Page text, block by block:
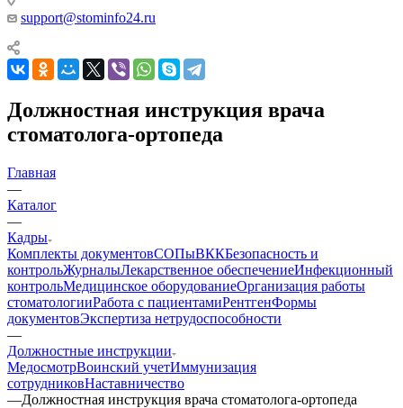
support@stominfo24.ru
Должностная инструкция врача
стоматолога-ортопеда
Главная
—
Каталог
—
Кадры
Комплекты документовСОПыВККБезопасность и
контрольЖурналыЛекарственное обеспечениеИнфекционный
контрольМедицинское оборудованиеОрганизация работы
стоматологииРабота с пациентамиРентгенФормы
документовЭкспертиза нетрудоспособности
—
Должностные инструкции
МедосмотрВоинский учетИммунизация
сотрудниковНаставничество
—Должностная инструкция врача стоматолога-ортопеда